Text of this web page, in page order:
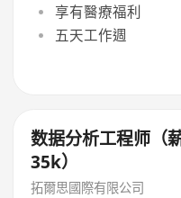
享有醫療福利
五天工作週
数据分析工程师（
35k）
拓爾思國際有限公司